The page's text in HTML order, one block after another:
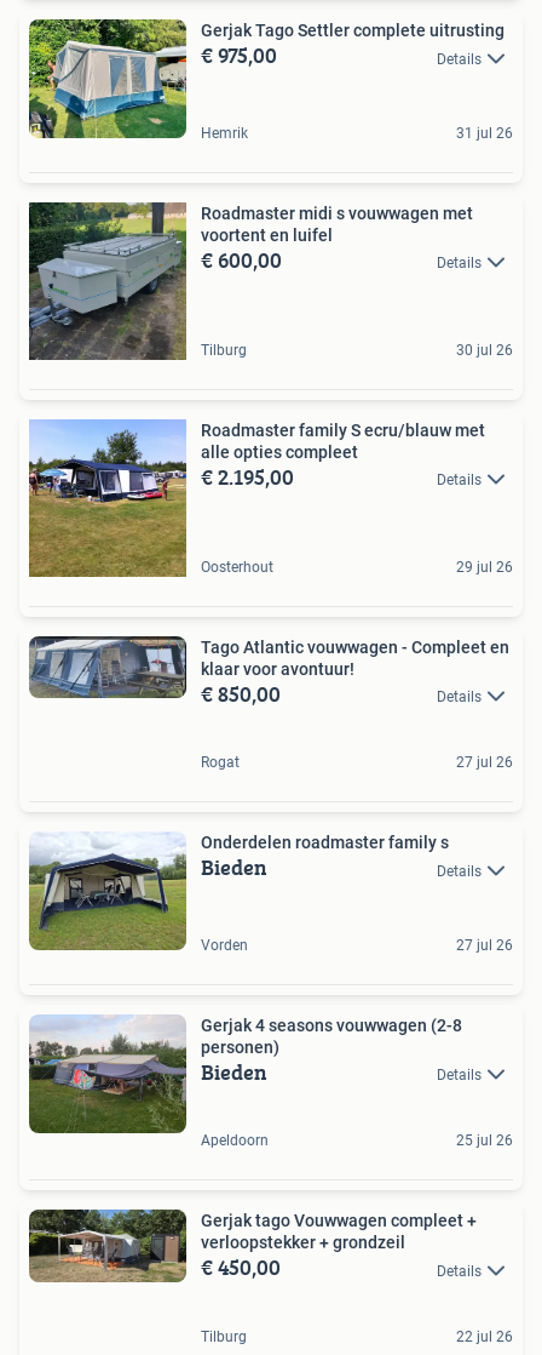
Gerjak Tago Settler complete uitrusting
€ 975,00 Details
Hemrik 31 jul 26
Roadmaster midi s vouwwagen met
voortent en luifel
€ 600,00 Details
Tilburg 30 jul 26
Roadmaster family S ecru/blauw met
alle opties compleet
€ 2.195,00 Details
Oosterhout 29 jul 26
Tago Atlantic vouwwagen - Compleet en
klaar voor avontuur!
€ 850,00 Details
Rogat 27 jul 26
Onderdelen roadmaster family s
Bieden Details
Vorden 27 jul 26
Gerjak 4 seasons vouwwagen (2-8
personen)
Bieden Details
Apeldoorn 25 jul 26
Gerjak tago Vouwwagen compleet +
verloopstekker + grondzeil
€ 450,00 Details
Tilburg 22 jul 26